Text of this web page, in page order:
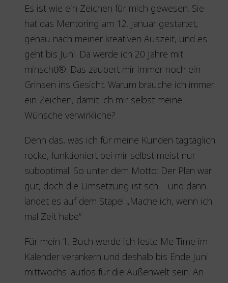
Es ist wie ein Zeichen für mich gewesen. Sie
hat das Mentoring am 12. Januar gestartet,
genau nach meiner kreativen Auszeit, und es
geht bis Juni. Da werde ich 20 Jahre mit
minschtl®. Das zaubert mir immer noch ein
Grinsen ins Gesicht. Warum brauche ich immer
ein Zeichen, damit ich mir selbst meine
Wünsche verwirkliche?
Denn das, was ich für meine Kunden tagtäglich
rocke, funktioniert bei mir selbst meist nur
suboptimal. So unter dem Motto: Der Plan war
gut, doch die Umsetzung ist sch… und dann
landet es auf dem Stapel „Mache ich, wenn ich
mal Zeit habe“.
Für mein 1. Buch werde ich feste Me-Time im
Kalender verankern und deshalb bis Ende Juni
mittwochs lautlos für die Außenwelt sein. An